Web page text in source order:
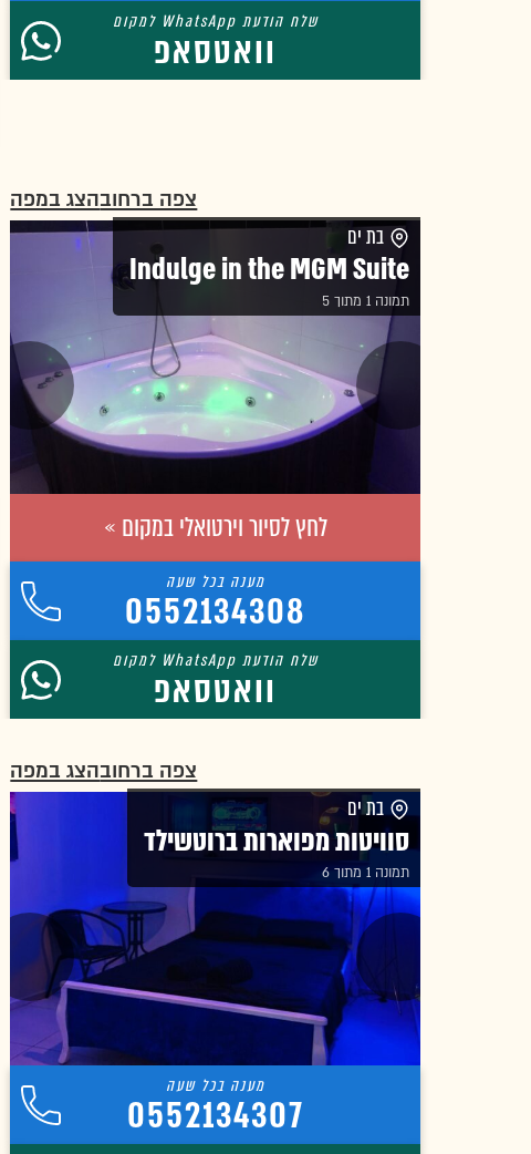
וואטסאפ
צפה ברחובהצג במפה
בת ים
Indulge in the MGM Suite
תמונה 1 מתוך 5
לחץ לסיור וירטואלי במקום »
0552134308
וואטסאפ
צפה ברחובהצג במפה
בת ים
סוויטות מפוארות ברוטשילד
תמונה 1 מתוך 6
0552134307